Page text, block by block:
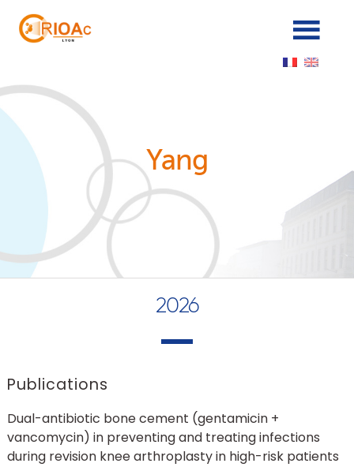
Yang
2026
Publications
Dual-antibiotic bone cement (gentamicin +
vancomycin) in preventing and treating infections
during revision knee arthroplasty in high-risk patients
Panneau de gestion des cookies